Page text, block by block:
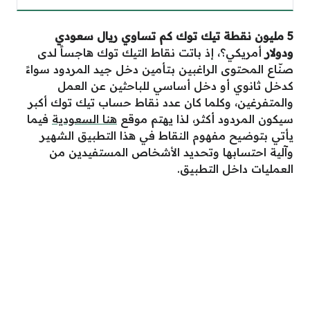
5 مليون نقطة تيك توك كم تساوي ريال سعودي
ودولار أمريكي؟، إذ باتت نقاط التيك توك هاجساً لدى
صنّاع المحتوى الراغبين بتأمين دخل جيد المردود سواءً
كدخل ثانوي أو دخل أساسي للباحثين عن العمل
والمتفرغين، وكلما كان عدد نقاط حساب تيك توك أكبر
سيكون المردود أكثر، لذا يهتم موقع هنا السعودية فيما
يأتي بتوضيح مفهوم النقاط في هذا التطبيق الشهير
وآلية احتسابها وتحديد الأشخاص المستفيدين من
العمليات داخل التطبيق.